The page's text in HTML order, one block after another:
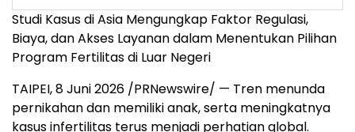
Studi Kasus di Asia Mengungkap Faktor Regulasi,
Biaya, dan Akses Layanan dalam Menentukan Pilihan
Program Fertilitas di Luar Negeri
TAIPEI, 8 Juni 2026 /PRNewswire/ — Tren menunda
pernikahan dan memiliki anak, serta meningkatnya
kasus infertilitas terus menjadi perhatian global.